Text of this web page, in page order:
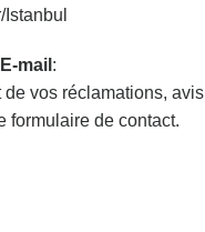
E-mail :
de vos réclamations, avis
formulaire de contact.